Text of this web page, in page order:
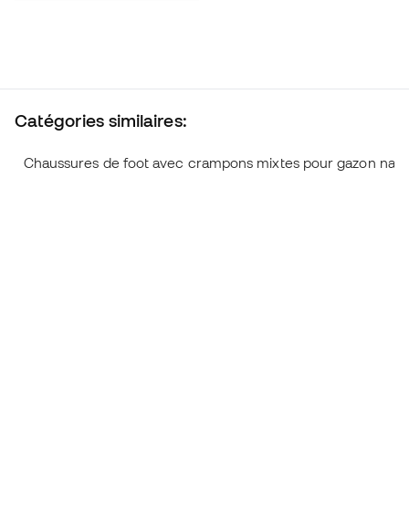
Catégories similaires:
Chaussures de foot avec crampons mixtes pour gazon